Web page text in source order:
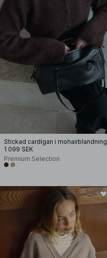
Stickad cardigan i mohairblandning
1 099 SEK
Premium Selection